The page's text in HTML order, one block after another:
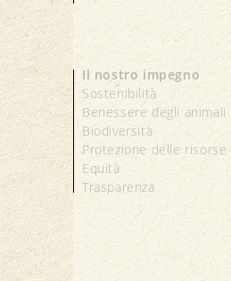
Il nostro impegno
Sostenibilità
Benessere degli animali
Biodiversità
Protezione delle risorse
Equità
Trasparenza